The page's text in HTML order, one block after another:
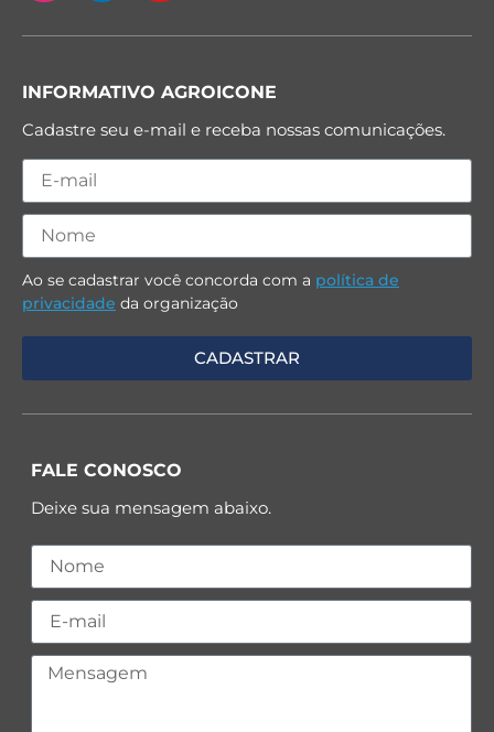
INFORMATIVO AGROICONE
Cadastre seu e-mail e receba nossas comunicações.
Ao se cadastrar você concorda com a política de
privacidade da organização
FALE CONOSCO
Deixe sua mensagem abaixo.